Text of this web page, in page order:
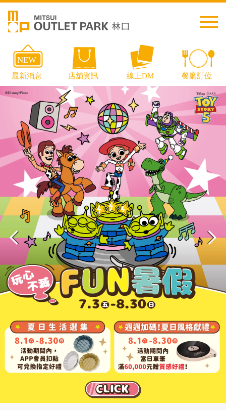
繁中 日本語 English Thai
交通資訊
樓層導覽
顧客服務
關於我們
APP會員專區